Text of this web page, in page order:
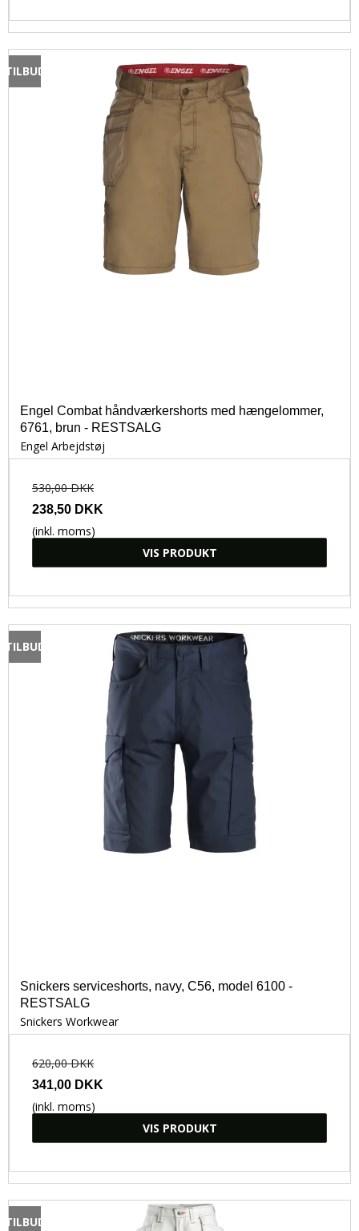
TILBUD
Engel Combat håndværkershorts med hængelommer,
6761, brun - RESTSALG
Engel Arbejdstøj
530,00 DKK
238,50 DKK
(inkl. moms)
VIS PRODUKT
TILBUD
Snickers serviceshorts, navy, C56, model 6100 -
RESTSALG
Snickers Workwear
620,00 DKK
341,00 DKK
(inkl. moms)
VIS PRODUKT
TILBUD